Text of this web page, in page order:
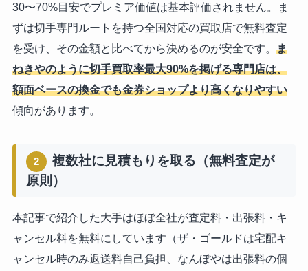
30〜70%目安でプレミア価値は基本評価されません。ま
ずは切手専門ルートを持つ全国対応の買取店で無料査定
を受け、その金額と比べてから決めるのが安全です。 ま
ねきやのように切手買取率最大90%を掲げる専門店は、
額面ベースの換金でも金券ショップより高くなりやすい
傾向があります。
2
複数社に見積もりを取る（無料査定が
原則）
本記事で紹介した大手はほぼ全社が査定料・出張料・キ
ャンセル料を無料にしています（ザ・ゴールドは宅配キ
ャンセル時のみ返送料自己負担、なんぼやは出張料の個